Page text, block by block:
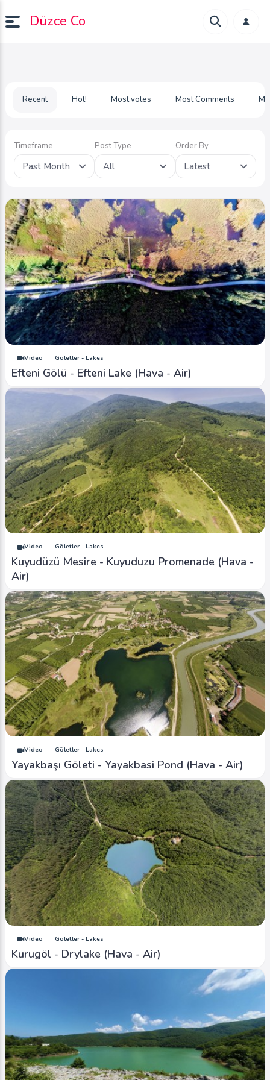
Düzce Co
Recent Hot! Most votes Most Comments
Timeframe
Past Month
Post Type
All
Order By
Latest
Video Göletler - Lakes
Efteni Gölü - Efteni Lake (Hava - Air)
Video Göletler - Lakes
Kuyudüzü Mesire - Kuyuduzu Promenade (Hava -
Air)
Video Göletler - Lakes
Yayakbaşı Göleti - Yayakbasi Pond (Hava - Air)
Video Göletler - Lakes
Kurugöl - Drylake (Hava - Air)